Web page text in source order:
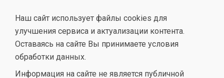
Наш сайт использует файлы cookies для
улучшения сервиса и актуализации контента.
Оставаясь на сайте Вы принимаете условия
обработки данных.
Информация на сайте не является публичной